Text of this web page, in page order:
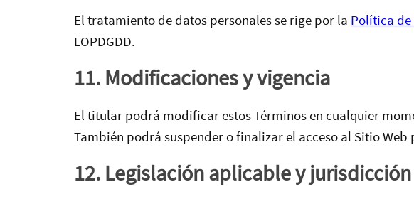
El tratamiento de datos personales se rige por la Política
LOPDGDD.
11. Modificaciones y vigencia
El titular podrá modificar estos Términos en cualquier
También podrá suspender o finalizar el acceso al Sitio
12. Legislación aplicable y jurisdicción